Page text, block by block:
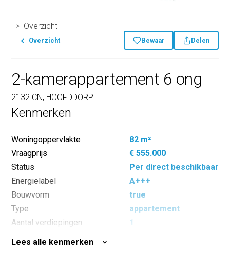
Overzicht
Overzicht Bewaar Delen
2-kamerappartement 6 ong
2132 CN, HOOFDDORP
Kenmerken
Woningoppervlakte
82 m²
Vraagprijs
€ 555.000
Status
Per direct beschikbaar
Energielabel
A+++
Bouwvorm
true
Type
appartement
Aantal verdiepingen
1
Aantal kamers
Lees alle kenmerken